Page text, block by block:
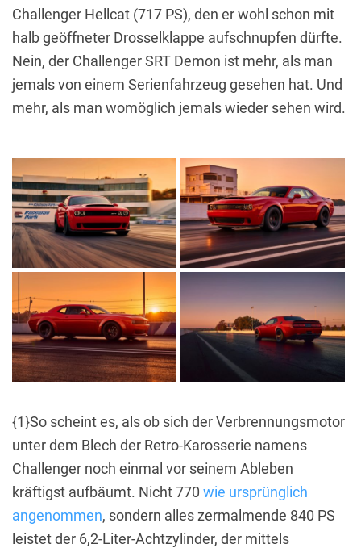
Challenger Hellcat (717 PS), den er wohl schon mit
halb geöffneter Drosselklappe aufschnupfen dürfte.
Nein, der Challenger SRT Demon ist mehr, als man
jemals von einem Serienfahrzeug gesehen hat. Und
mehr, als man womöglich jemals wieder sehen wird.
{1}So scheint es, als ob sich der Verbrennungsmotor
unter dem Blech der Retro-Karosserie namens
Challenger noch einmal vor seinem Ableben
kräftigst aufbäumt. Nicht 770 wie ursprünglich
angenommen, sondern alles zermalmende 840 PS
leistet der 6,2-Liter-Achtzylinder, der mittels